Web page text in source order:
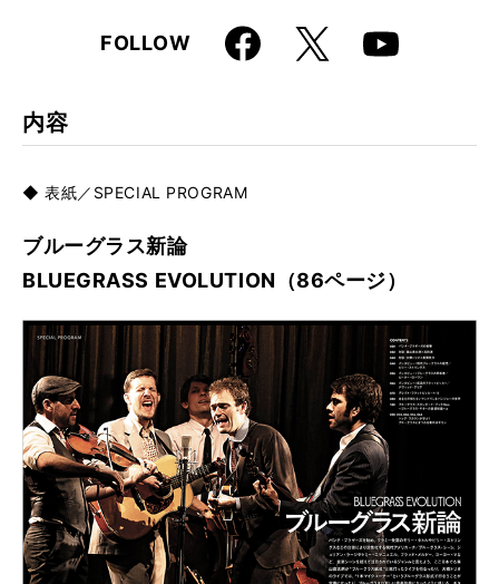
FOLLOWFaceboo
k
X Youtube
内容
◆ 表紙／SPECIAL PROGRAM
ブルーグラス新論
BLUEGRASS EVOLUTION（86ページ）